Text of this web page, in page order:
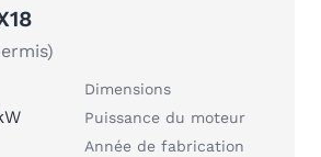
Dimensions
Puissance du moteur
Année de fabrication